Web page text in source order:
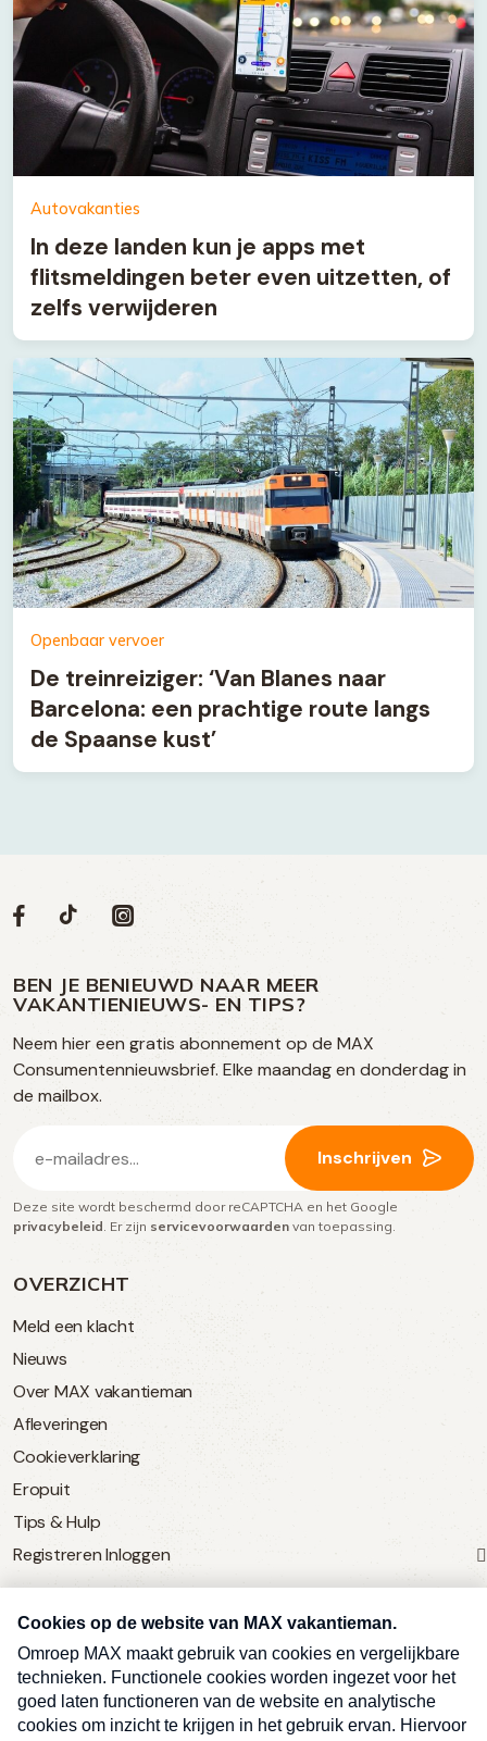
Autovakanties
In deze landen kun je apps met
flitsmeldingen beter even uitzetten, of
zelfs verwijderen
Openbaar vervoer
De treinreiziger: ‘Van Blanes naar
Barcelona: een prachtige route langs
de Spaanse kust’
OVERZICHT
Meld een klacht
Nieuws
Over MAX vakantieman
Afleveringen
Cookieverklaring
Eropuit
Tips & Hulp
Registreren Inloggen
SERVICE
Over Omroep MAX
MAX Vandaag
MAX Meldpunt
Volg
op
social
media
Social
Volg
op
Facebook
Volg
op
TikTok
Volg
op
Instagram
BEN JE BENIEUWD NAAR MEER
VAKANTIENIEUWS- EN TIPS?
Neem hier een gratis abonnement op de MAX
Consumentennieuwsbrief. Elke maandag en donderdag in
de mailbox.
mailadres
(Vereist)
Inschrijven
Deze site wordt beschermd door reCAPTCHA en het Google
privacybeleid . Er zijn servicevoorwaarden van toepassing.